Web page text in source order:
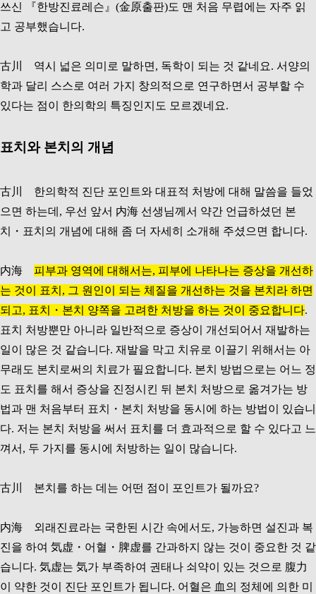
쓰신 『한방진료레슨』(金原출판)도 맨 처음 무렵에는 자주 읽
고 공부했습니다.
古川 역시 넓은 의미로 말하면, 독학이 되는 것 같네요. 서양의
학과 달리 스스로 여러 가지 창의적으로 연구하면서 공부할 수
있다는 점이 한의학의 특징인지도 모르겠네요.
표치와 본치의 개념
古川 한의학적 진단 포인트와 대표적 처방에 대해 말씀을 들었
으면 하는데, 우선 앞서 内海 선생님께서 약간 언급하셨던 본
치・표치의 개념에 대해 좀 더 자세히 소개해 주셨으면 합니다.
内海 피부과 영역에 대해서는, 피부에 나타나는 증상을 개선하
는 것이 표치, 그 원인이 되는 체질을 개선하는 것을 본치라 하면
되고, 표치・본치 양쪽을 고려한 처방을 하는 것이 중요합니다.
표치 처방뿐만 아니라 일반적으로 증상이 개선되어서 재발하는
일이 많은 것 같습니다. 재발을 막고 치유로 이끌기 위해서는 아
무래도 본치로써의 치료가 필요합니다. 본치 방법으로는 어느 정
도 표치를 해서 증상을 진정시킨 뒤 본치 처방으로 옮겨가는 방
법과 맨 처음부터 표치・본치 처방을 동시에 하는 방법이 있습니
다. 저는 본치 처방을 써서 표치를 더 효과적으로 할 수 있다고 느
껴서, 두 가지를 동시에 처방하는 일이 많습니다.
古川 본치를 하는 데는 어떤 점이 포인트가 될까요?
内海 외래진료라는 국한된 시간 속에서도, 가능하면 설진과 복
진을 하여 気虚・어혈・脾虚를 간과하지 않는 것이 중요한 것 같
습니다. 気虚는 気가 부족하여 권태나 쇠약이 있는 것으로 腹力
이 약한 것이 진단 포인트가 됩니다. 어혈은 血의 정체에 의한 미